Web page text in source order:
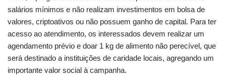
salários mínimos e não realizam investimentos em bolsa de
valores, criptoativos ou não possuem ganho de capital. Para ter
acesso ao atendimento, os interessados devem realizar um
agendamento prévio e doar 1 kg de alimento não perecível, que
será destinado a instituições de caridade locais, agregando um
importante valor social à campanha.